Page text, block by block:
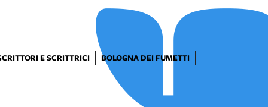
E SCRITTRICI BOLOGNA DEI FUMETTI